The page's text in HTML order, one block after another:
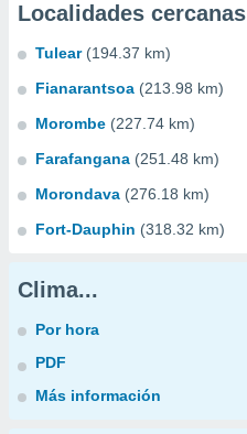
Localidades cercanas
Tulear (194.37 km)
Fianarantsoa (213.98 km)
Morombe (227.74 km)
Farafangana (251.48 km)
Morondava (276.18 km)
Fort-Dauphin (318.32 km)
Clima...
Por hora
PDF
Más información